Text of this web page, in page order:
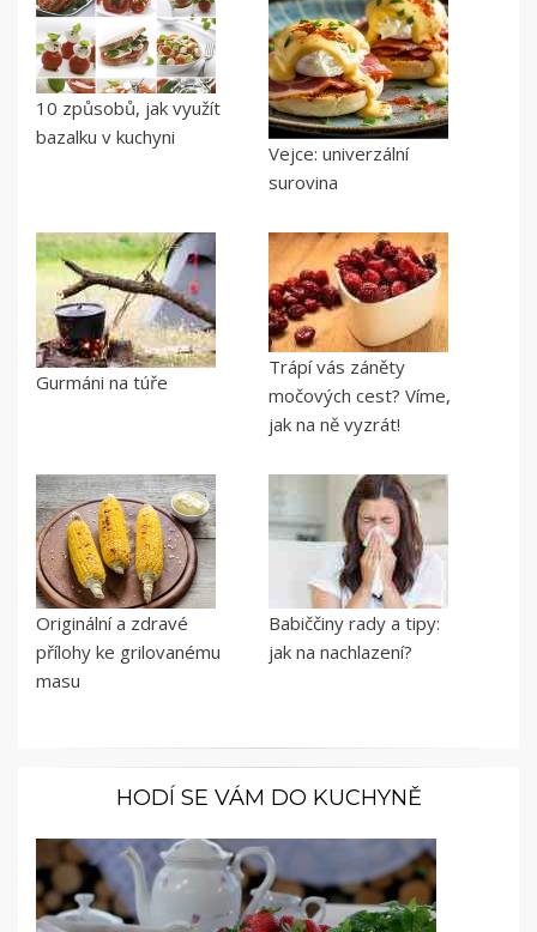
10 způsobů, jak využít
bazalku v kuchyni
Vejce: univerzální
surovina
Gurmáni na túře
Trápí vás záněty
močových cest? Víme,
jak na ně vyzrát!
Originální a zdravé
přílohy ke grilovanému
masu
Babiččiny rady a tipy:
jak na nachlazení?
HODÍ SE VÁM DO KUCHYNĚ